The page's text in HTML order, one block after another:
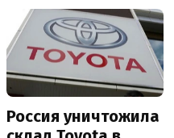
Россия уничтожила